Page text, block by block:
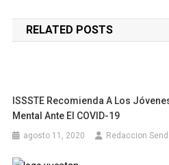
de
entradas
RELATED POSTS
ISSSTE Recomienda A Los
Mental Ante El COVID-19
agosto 11, 2020 Redaccion